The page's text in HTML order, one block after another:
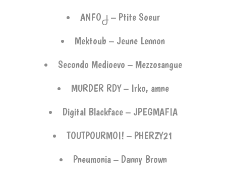
ANFO႕ – Ptite Soeur
Mektoub – Jeune Lennon
Secondo Medioevo – Mezzosangue
MURDER RDY – Irko, amne
Digital Blackface – JPEGMAFIA
TOUTPOURMOI! – PHERZY21
Pneumonia – Danny Brown